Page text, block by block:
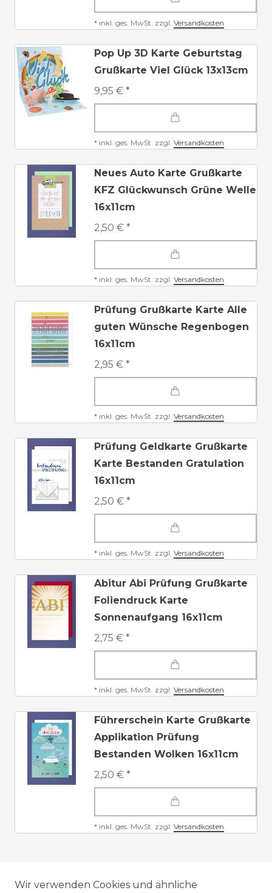
* inkl. ges. MwSt. zzgl. Versandkosten
Pop Up 3D Karte Geburtstag
Grußkarte Viel Glück 13x13cm
9,95 € *
* inkl. ges. MwSt. zzgl. Versandkosten
Neues Auto Karte Grußkarte
KFZ Glückwunsch Grüne Welle
16x11cm
2,50 € *
* inkl. ges. MwSt. zzgl. Versandkosten
Prüfung Grußkarte Karte Alle
guten Wünsche Regenbogen
16x11cm
2,95 € *
* inkl. ges. MwSt. zzgl. Versandkosten
Prüfung Geldkarte Grußkarte
Karte Bestanden Gratulation
16x11cm
2,50 € *
* inkl. ges. MwSt. zzgl. Versandkosten
Abitur Abi Prüfung Grußkarte
Foliendruck Karte
Sonnenaufgang 16x11cm
2,75 € *
* inkl. ges. MwSt. zzgl. Versandkosten
Führerschein Karte Grußkarte
Applikation Prüfung
Bestanden Wolken 16x11cm
2,50 € *
* inkl. ges. MwSt. zzgl. Versandkosten
AGB
Wir verwenden Cookies und ähnliche